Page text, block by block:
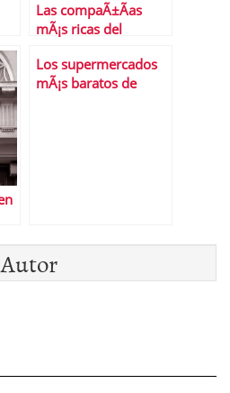
Las compaÃ±Ã­as
mÃ¡s ricas del
Los supermercados
mÃ¡s baratos de
Autor